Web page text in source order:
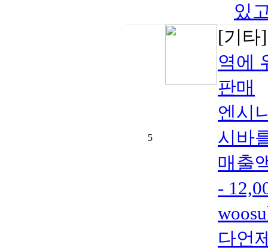
있
5
[기
역에
판매
엔시
시바
매출
-
다언